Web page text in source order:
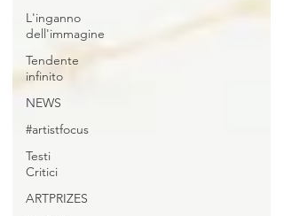
L'inganno
dell'immagine
Tendente
infinito
NEWS
#artistfocus
Testi
Critici
ARTPRIZES